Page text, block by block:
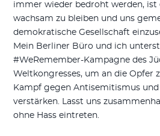
immer wieder bedroht werden, ist
wachsam zu bleiben und uns
demokratische Gesellschaft
Mein Berliner Büro und ich
#WeRemember-Kampagne des
Weltkongresses, um an die Opfer
Kampf gegen Antisemitismus und
verstärken. Lasst uns
ohne Hass eintreten.